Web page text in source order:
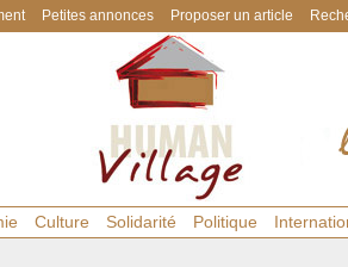
Petites annonces Proposer un article
Culture Solidarité Politique